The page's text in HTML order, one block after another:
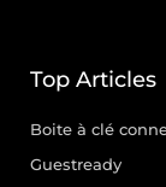
Top Articles
Boite à clé
Guestready